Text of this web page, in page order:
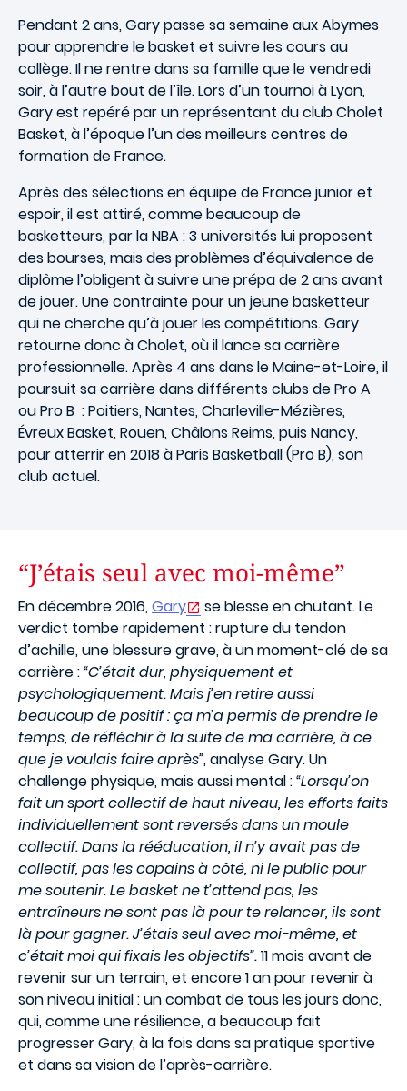
Pendant 2 ans, Gary passe sa semaine aux Abymes
pour apprendre le basket et suivre les cours au
collège. Il ne rentre dans sa famille que le vendredi
soir, à l’autre bout de l’île. Lors d’un tournoi à Lyon,
Gary est repéré par un représentant du club Cholet
Basket, à l’époque l’un des meilleurs centres de
formation de France.
Après des sélections en équipe de France junior et
espoir, il est attiré, comme beaucoup de
basketteurs, par la NBA : 3 universités lui proposent
des bourses, mais des problèmes d’équivalence de
diplôme l’obligent à suivre une prépa de 2 ans avant
de jouer. Une contrainte pour un jeune basketteur
qui ne cherche qu’à jouer les compétitions. Gary
retourne donc à Cholet, où il lance sa carrière
professionnelle. Après 4 ans dans le Maine-et-Loire, il
poursuit sa carrière dans différents clubs de Pro A
ou Pro B : Poitiers, Nantes, Charleville-Mézières,
Évreux Basket, Rouen, Châlons Reims, puis Nancy,
pour atterrir en 2018 à Paris Basketball (Pro B), son
club actuel.
“J’étais seul avec moi-même”
En décembre 2016,Gary
se blesse en chutant. Le
verdict tombe rapidement : rupture du tendon
d’achille, une blessure grave, à un moment-clé de sa
carrière :“C’était dur, physiquement et
psychologiquement. Mais j’en retire aussi
beaucoup de positif : ça m’a permis de prendre le
temps, de réfléchir à la suite de ma carrière, à ce
que je voulais faire après”, analyse Gary. Un
challenge physique, mais aussi mental :“Lorsqu’on
fait un sport collectif de haut niveau, les efforts faits
individuellement sont reversés dans un moule
collectif. Dans la rééducation, il n’y avait pas de
collectif, pas les copains à côté, ni le public pour
me soutenir. Le basket ne t’attend pas, les
entraîneurs ne sont pas là pour te relancer, ils sont
là pour gagner. J’étais seul avec moi-même, et
c’était moi qui fixais les objectifs”.11 mois avant de
revenir sur un terrain, et encore 1 an pour revenir à
son niveau initial : un combat de tous les jours donc,
qui, comme une résilience, a beaucoup fait
progresser Gary, à la fois dans sa pratique sportive
et dans sa vision de l’après-carrière.